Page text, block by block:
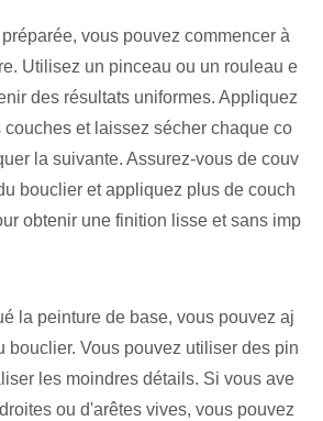
vous pouvez commencer à
Utilisez un pinceau ou un rouleau e
des résultats uniformes. Appliquez
couches et laissez sécher chaque co
la suivante. Assurez-vous de couv
bouclier et appliquez plus de couch
obtenir une finition lisse et sans imp
la peinture de base, vous pouvez aj
bouclier. Vous pouvez utiliser des pin
les moindres détails. Si vous ave
ou d'arêtes vives, vous pouvez